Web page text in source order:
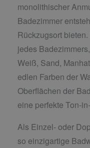
monolithischer
Badezimmer
Rückzugsort
jedes
Weiß, Sand,
edlen Farben der
Oberflächen der
eine perfekte Ton-
Als Einzel- oder
so einzigartige